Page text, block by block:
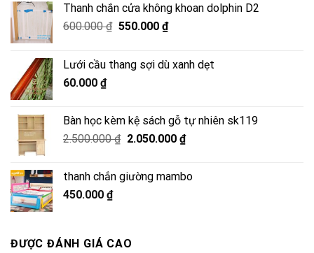
Thanh chắn cửa không khoan dolphin D2
600.000₫ Giá
600.000 ₫.
550.000 ₫Giá
là:
Lưới cầu thang sợi dù xanh dẹt
60.000 ₫
Bàn học kèm kệ sách gỗ tự nhiên sk119
2.500.000₫ Giá
2.500.000 ₫.
2.050.000 ₫Giá
là:
thanh chắn giường mambo
450.000 ₫
ĐƯỢC ĐÁNH GIÁ CAO